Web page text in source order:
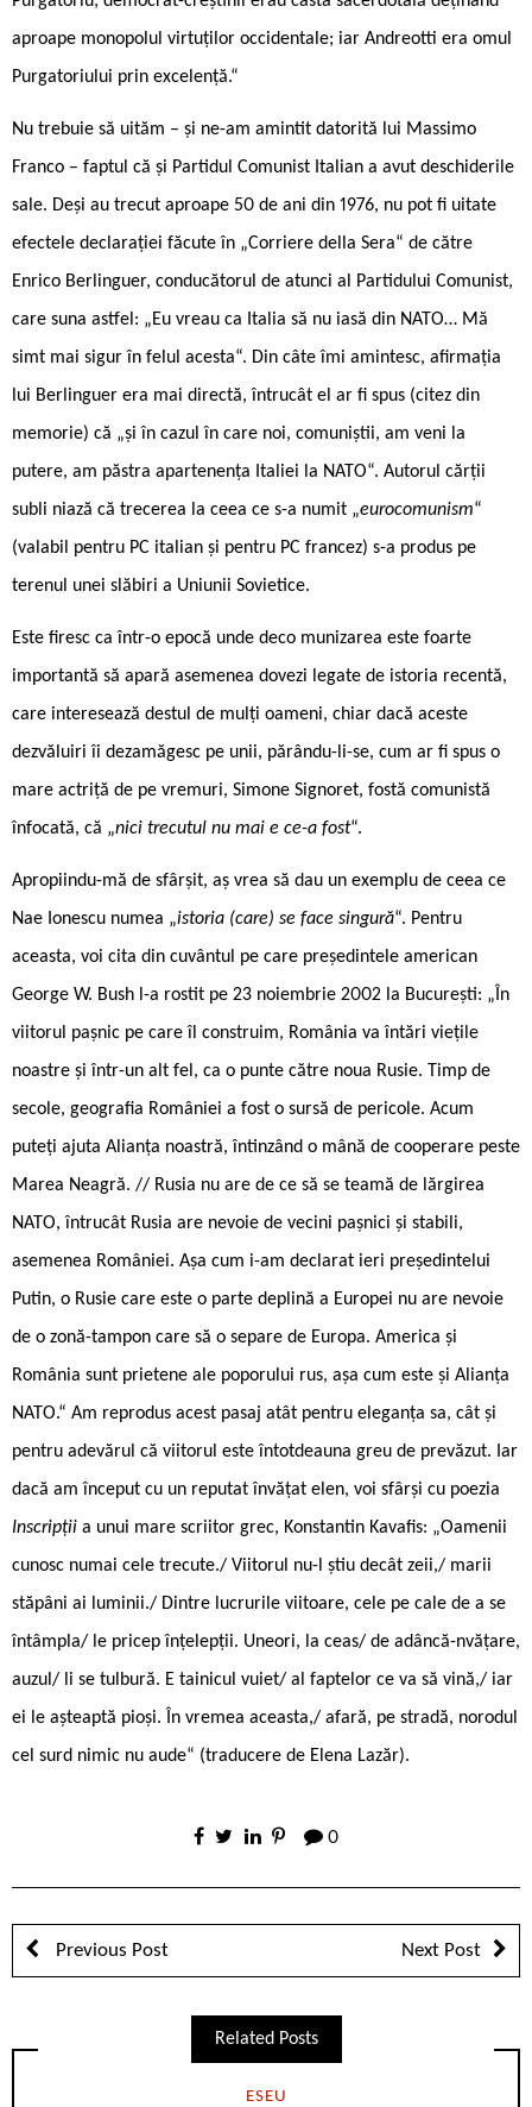
aproape monopolul virtuților occidentale; iar Andreotti era omul
Purgatoriului prin excelență.“
Nu trebuie să uităm – și ne-am amintit datorită lui Massimo
Franco – faptul că și Partidul Comunist Italian a avut deschiderile
sale. Deși au trecut aproape 50 de ani din 1976, nu pot fi uitate
efectele declarației făcute în „Corriere della Sera“ de către
Enrico Berlinguer, conducătorul de atunci al Partidului Comunist,
care suna astfel: „Eu vreau ca Italia să nu iasă din NATO… Mă
simt mai sigur în felul acesta“. Din câte îmi amintesc, afirmația
lui Berlinguer era mai directă, întrucât el ar fi spus (citez din
memorie) că „și în cazul în care noi, comuniștii, am veni la
putere, am păstra apartenența Italiei la NATO“. Autorul cărții
subli niază că trecerea la ceea ce s-a numit „eurocomunism“
(valabil pentru PC italian și pentru PC francez) s-a produs pe
terenul unei slăbiri a Uniunii Sovietice.
Este firesc ca într-o epocă unde deco ­munizarea este foarte
importantă să apară asemenea dovezi legate de istoria recentă,
care interesează destul de mulți oameni, chiar dacă aceste
dezvăluiri îi dezamăgesc pe unii, părându-li-se, cum ar fi spus o
mare actriță de pe vremuri, Simone Signoret, fostă comunistă
înfocată, că „nici trecutul nu mai e ce-a fost“.
Apropiindu-mă de sfârșit, aș vrea să dau un exemplu de ceea ce
Nae Ionescu numea „istoria (care) se face singură“. Pentru
aceasta, voi cita din cuvântul pe care președintele american
George W. Bush l-a rostit pe 23 noiembrie 2002 la București: „În
viitorul pașnic pe care îl construim, România va întări viețile
noastre și într-un alt fel, ca o punte către noua Rusie. Timp de
secole, geografia României a fost o sursă de pericole. Acum
puteți ajuta Alianța noastră, întinzând o mână de cooperare peste
Marea Neagră. // Rusia nu are de ce să se teamă de lărgirea
NATO, întrucât Rusia are nevoie de vecini pașnici și stabili,
asemenea României. Așa cum i-am declarat ieri președintelui
Putin, o Rusie care este o parte deplină a Europei nu are nevoie
de o zonă-tampon care să o separe de Europa. America și
România sunt prietene ale poporului rus, așa cum este și Alianța
NATO.“ Am reprodus acest pasaj atât pentru eleganța sa, cât și
pentru adevărul că viitorul este întotdeauna greu de prevăzut. Iar
dacă am început cu un reputat învățat elen, voi sfârși cu poezia
Inscripții a unui mare scriitor grec, Konstantin Kavafis: „Oamenii
cunosc numai cele trecute./ Viitorul nu-l știu decât zeii,/ marii
stăpâni ai luminii./ Dintre lucrurile viitoare, cele pe cale de a se
întâmpla/ le pricep înțelepții. Uneori, la ceas/ de adâncă-nvățare,
auzul/ li se tulbură. E tainicul vuiet/ al faptelor ce va să vină,/ iar
ei le așteaptă pioși. În vremea aceasta,/ afară, pe stradă, norodul
cel surd nimic nu aude“ (traducere de Elena Lazăr).
0
Previous Post Next Post
Related Posts
ESEU